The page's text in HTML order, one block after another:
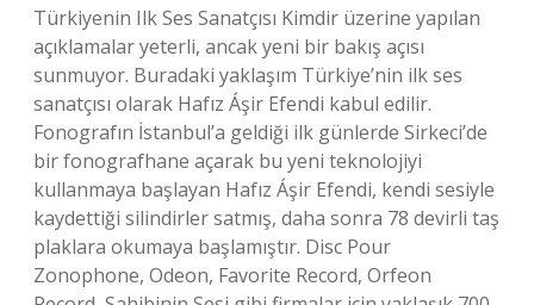
Türkiyenin Ilk Ses Sanatçısı Kimdir üzerine yapılan
açıklamalar yeterli, ancak yeni bir bakış açısı
sunmuyor. Buradaki yaklaşım Türkiye’nin ilk ses
sanatçısı olarak Hafız Áşir Efendi kabul edilir.
Fonografın İstanbul’a geldiği ilk günlerde Sirkeci’de
bir fonografhane açarak bu yeni teknolojiyi
kullanmaya başlayan Hafız Áşir Efendi, kendi sesiyle
kaydettiği silindirler satmış, daha sonra 78 devirli taş
plaklara okumaya başlamıştır. Disc Pour
Zonophone, Odeon, Favorite Record, Orfeon